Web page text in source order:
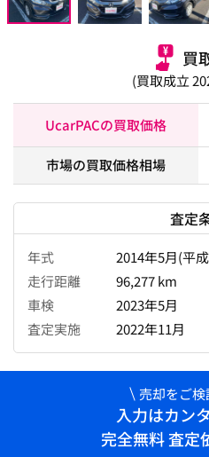
買
(買取成立
UcarPACの買取価格
市場の買取価格相場
査定
年式
2014年5月(平
走行距離
96,277 km
車検
2023年5月
査定実施
2022年11月
売却をご
入力はカン
完全無料 査定